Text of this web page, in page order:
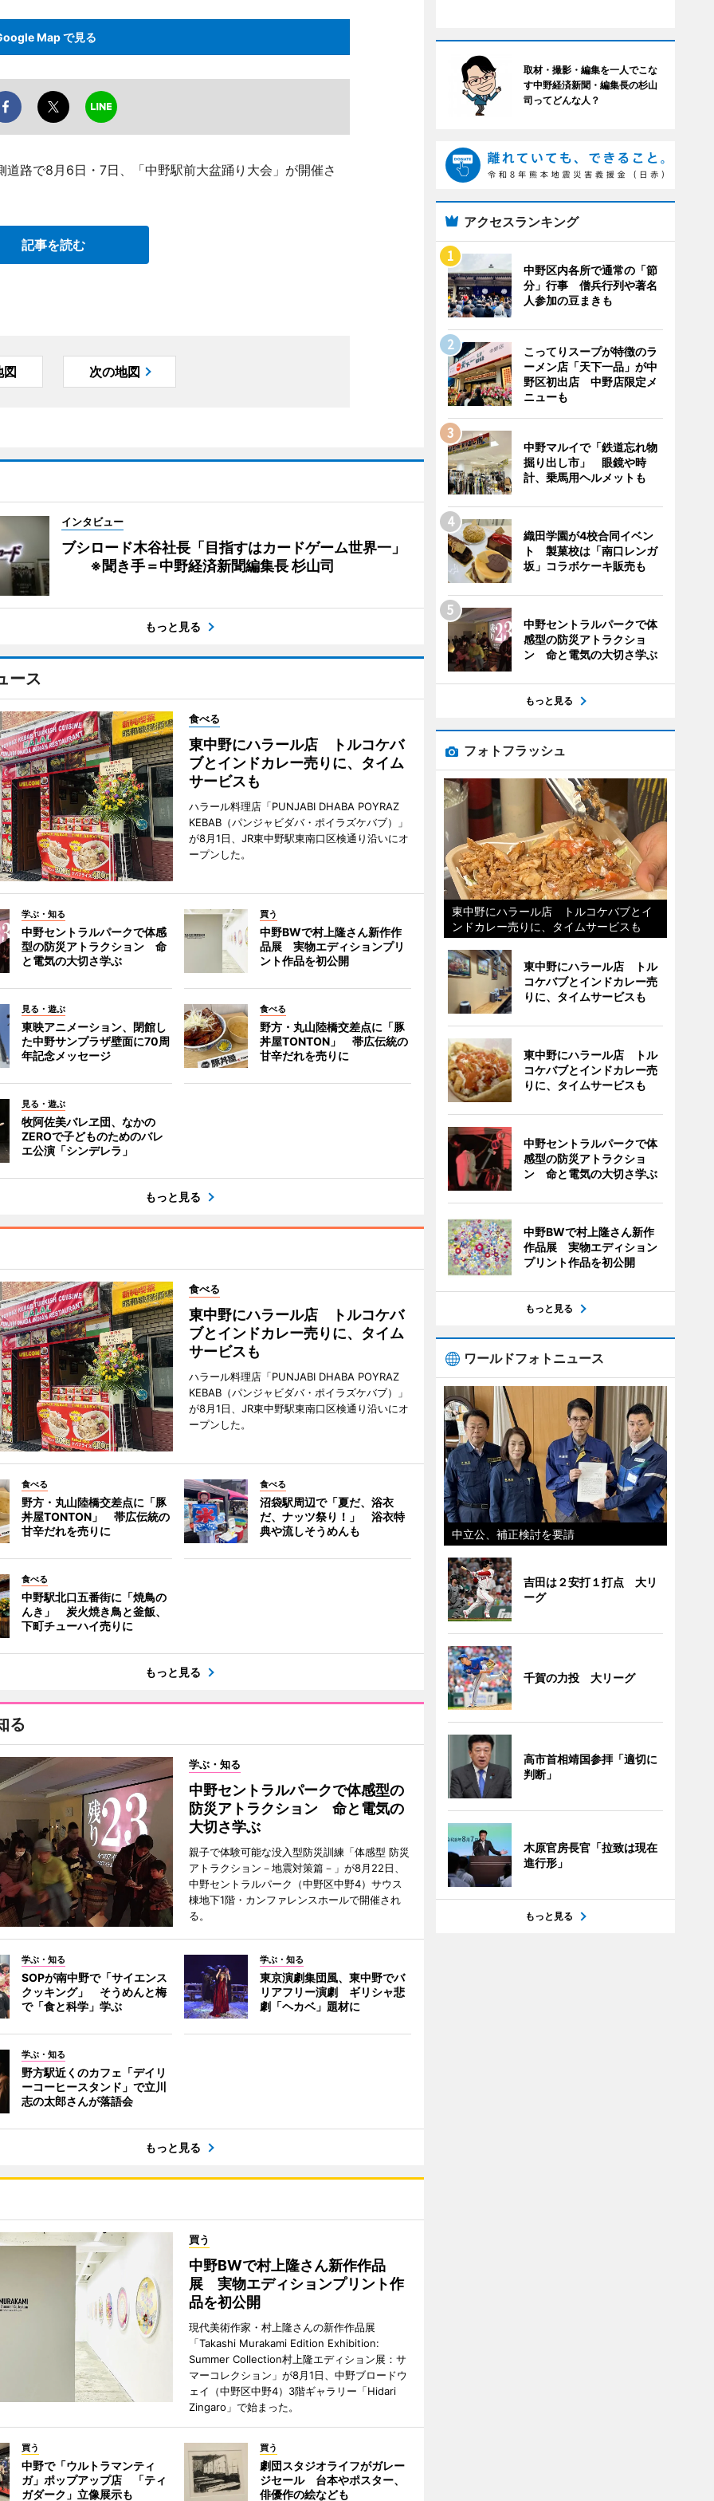
Map で見る
路で8月6日・7日、「中野駅前大盆踊り大会」が開催さ
記事を読む
図 次の地図
インタビュー
ブシロード木谷社長「目指すはカードゲーム世界一」
※聞き手＝中野経済新聞編集長 杉山司
もっと見る
ース
食べる
東中野にハラール店 トルコケバ
ブとインドカレー売りに、タイム
サービスも
ハラール料理店「PUNJABI DHABA POYRAZ
KEBAB（パンジャビダバ・ポイラズケバブ）」
が8月1日、JR東中野駅東南口区検通り沿いにオ
ープンした。
学ぶ・知る
中野セントラルパークで体感
型の防災アトラクション 命
と電気の大切さ学ぶ
買う
中野BWで村上隆さん新作作
品展 実物エディションプリ
ント作品を初公開
見る・遊ぶ
東映アニメーション、閉館し
た中野サンプラザ壁面に70周
年記念メッセージ
食べる
野方・丸山陸橋交差点に「豚
丼屋TONTON」 帯広伝統の
甘辛だれを売りに
見る・遊ぶ
牧阿佐美バレヱ団、なかの
ZEROで子どものためのバレ
エ公演「シンデレラ」
もっと見る
食べる
東中野にハラール店 トルコケバ
ブとインドカレー売りに、タイム
サービスも
ハラール料理店「PUNJABI DHABA POYRAZ
KEBAB（パンジャビダバ・ポイラズケバブ）」
が8月1日、JR東中野駅東南口区検通り沿いにオ
ープンした。
食べる
野方・丸山陸橋交差点に「豚
丼屋TONTON」 帯広伝統の
甘辛だれを売りに
食べる
沼袋駅周辺で「夏だ、浴衣
だ、ナッツ祭り！」 浴衣特
典や流しそうめんも
食べる
中野駅北口五番街に「焼鳥の
んき」 炭火焼き鳥と釜飯、
下町チューハイ売りに
もっと見る
る
学ぶ・知る
中野セントラルパークで体感型の
防災アトラクション 命と電気の
大切さ学ぶ
親子で体験可能な没入型防災訓練「体感型 防災
アトラクション－地震対策篇－」が8月22日、
中野セントラルパーク（中野区中野4）サウス
棟地下1階・カンファレンスホールで開催され
る。
学ぶ・知る
SOPが南中野で「サイエンス
クッキング」 そうめんと梅
で「食と科学」学ぶ
学ぶ・知る
東京演劇集団風、東中野でバ
リアフリー演劇 ギリシャ悲
劇「ヘカベ」題材に
学ぶ・知る
野方駅近くのカフェ「デイリ
ーコーヒースタンド」で立川
志の太郎さんが落語会
もっと見る
買う
中野BWで村上隆さん新作作品
展 実物エディションプリント作
品を初公開
現代美術作家・村上隆さんの新作作品展
「Takashi Murakami Edition Exhibition:
Summer Collection村上隆エディション展：サ
マーコレクション」が8月1日、中野ブロードウ
ェイ（中野区中野4）3階ギャラリー「Hidari
Zingaro」で始まった。
買う
中野で「ウルトラマンティ
ガ」ポップアップ店 「ティ
ガダーク」立像展示も
買う
劇団スタジオライフがガレー
ジセール 台本やポスター、
俳優作の絵なども
取材・撮影・編集を一人でこな
す中野経済新聞・編集長の杉山
司ってどんな人？
アクセスランキング
中野区内各所で通常の「節
分」行事 僧兵行列や著名
人参加の豆まきも
こってりスープが特徴のラ
ーメン店「天下一品」が中
野区初出店 中野店限定メ
ニューも
中野マルイで「鉄道忘れ物
掘り出し市」 眼鏡や時
計、乗馬用ヘルメットも
織田学園が4校合同イベン
ト 製菓校は「南口レンガ
坂」コラボケーキ販売も
中野セントラルパークで体
感型の防災アトラクショ
ン 命と電気の大切さ学ぶ
もっと見る
フォトフラッシュ
東中野にハラール店 トルコケバブとイ
ンドカレー売りに、タイムサービスも
東中野にハラール店 トル
コケバブとインドカレー売
りに、タイムサービスも
東中野にハラール店 トル
コケバブとインドカレー売
りに、タイムサービスも
中野セントラルパークで体
感型の防災アトラクショ
ン 命と電気の大切さ学ぶ
中野BWで村上隆さん新作
作品展 実物エディション
プリント作品を初公開
もっと見る
ワールドフォトニュース
中立公、補正検討を要請
吉田は２安打１打点 大リ
ーグ
千賀の力投 大リーグ
高市首相靖国参拝「適切に
判断」
木原官房長官「拉致は現在
進行形」
もっと見る